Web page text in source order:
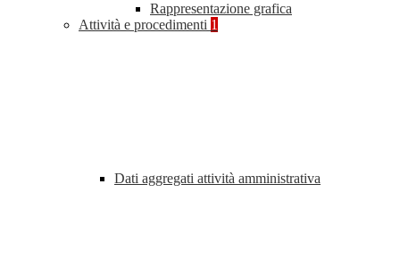
Rappresentazione grafica
Attività e procedimenti 1
Dati aggregati attività amministrativa